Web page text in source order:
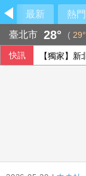
最新 熱門
臺北市 28° ( 29°
快訊 【獨家】